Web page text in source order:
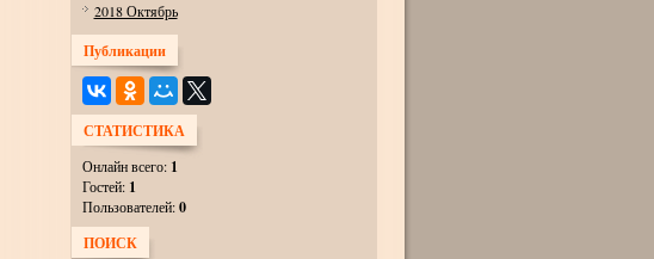
2018 Октябрь
Публикации
СТАТИСТИКА
Онлайн всего: 1
Гостей: 1
Пользователей:0
ПОИСК